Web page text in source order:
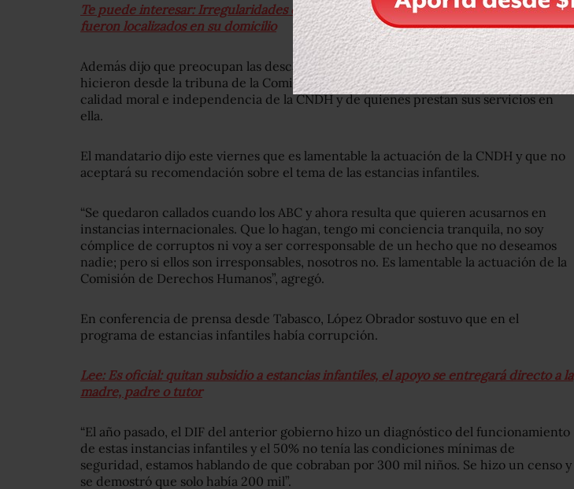
Te puede interesar: Irregularidades en estancias infantiles: Más de 97 mil niños no
fueron localizados en su domicilio
Además dijo que preocupan las descalificaciones y aseveraciones infundadas que se
hicieron desde la tribuna de la Comisión Permanente sobre el profesionalismo,
calidad moral e independencia de la CNDH y de quienes prestan sus servicios en
ella.
El mandatario dijo este viernes que es lamentable la actuación de la CNDH y que no
aceptará su recomendación sobre el tema de las estancias infantiles.
“Se quedaron callados cuando los ABC y ahora resulta que quieren acusarnos en
instancias internacionales. Que lo hagan, tengo mi conciencia tranquila, no soy
cómplice de corruptos ni voy a ser corresponsable de un hecho que no deseamos
nadie; pero si ellos son irresponsables, nosotros no. Es lamentable la actuación de la
Comisión de Derechos Humanos”, agregó.
En conferencia de prensa desde Tabasco, López Obrador sostuvo que en el
programa de estancias infantiles había corrupción.
Lee: Es oficial: quitan subsidio a estancias infantiles, el apoyo se entregará directo a la
madre, padre o tutor
“El año pasado, el DIF del anterior gobierno hizo un diagnóstico del funcionamiento
de estas instancias infantiles y el 50% no tenía las condiciones mínimas de
seguridad, estamos hablando de que cobraban por 300 mil niños. Se hizo un censo y
se demostró que solo había 200 mil”.